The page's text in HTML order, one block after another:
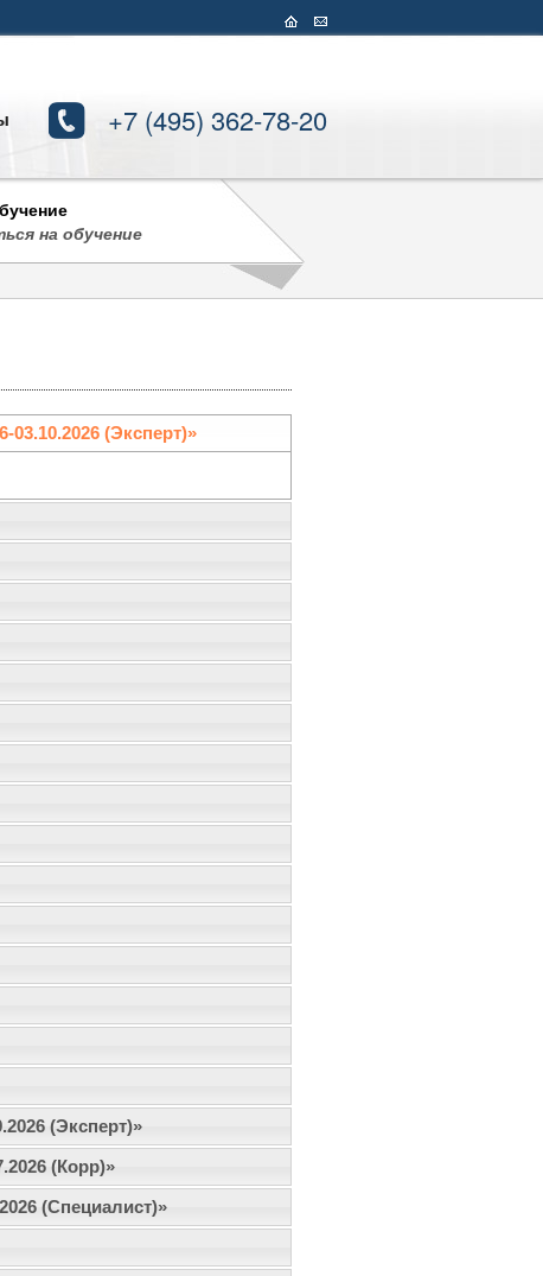
+7 (495) 362-78-20
на обучение
03.10.2026 (Эксперт)»
(Эксперт)»
(Корр)»
(Специалист)»